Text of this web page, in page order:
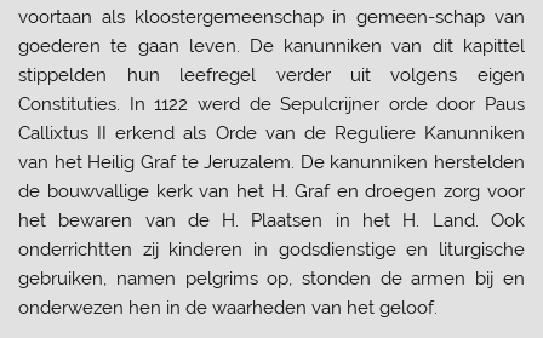
voortaan als kloostergemeenschap in gemeen-schap van
goederen te gaan leven. De kanunniken van dit kapittel
stippelden hun leefregel verder uit volgens eigen
Constituties. In 1122 werd de Sepulcrijner orde door Paus
Callixtus II erkend als Orde van de Reguliere Kanunniken
van het Heilig Graf te Jeruzalem. De kanunniken herstelden
de bouwvallige kerk van het H. Graf en droegen zorg voor
het bewaren van de H. Plaatsen in het H. Land. Ook
onderrichtten zij kinderen in godsdienstige en liturgische
gebruiken, namen pelgrims op, stonden de armen bij en
onderwezen hen in de waarheden van het geloof.